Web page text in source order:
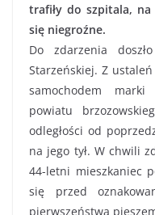
trafiły do szpitala, na
się niegroźne.
Do zdarzenia
Starzeńskiej. Z
samochodem marki
powiatu
odległości od
na jego tył. W chwili
44-letni mieszkaniec
się przed
pierwszeństwa